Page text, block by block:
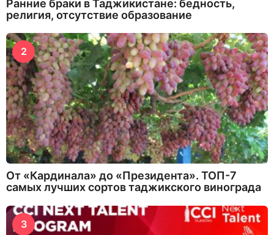
Ранние браки в Таджикистане: бедность,
религия, отсутствие образование
2
От «Кардинала» до «Президента». ТОП-7
самых лучших сортов таджикского винограда
3